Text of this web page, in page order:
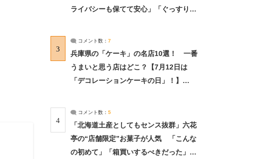
ライバシーも保てて安心」「ぐっすり眠
3
コメント数： 7
兵庫県の「ケーキ」の名店10選！ 一番
うまいと思う店はどこ？【7月12日は
「デコレーションケーキの日」！】
4
コメント数： 5
「北海道土産としてもセンス抜群」六花
亭の“店舗限定”お菓子が人気 「こんな
の初めて」「箱買いするべきだった」